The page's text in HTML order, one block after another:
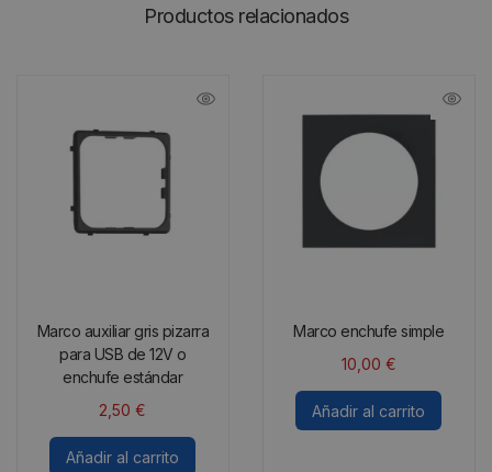
Productos relacionados
Marco auxiliar gris pizarra
para USB de 12V o
enchufe estándar
2,50€
Añadir al carrito
Marco enchufe simple
10,00 €
Añadir al carrito